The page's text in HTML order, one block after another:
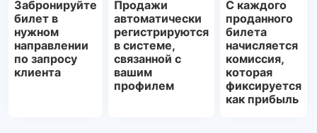
Забронируйте
билет в
нужном
направлении
по запросу
клиента
Продажи
автоматически
регистрируются
в системе,
связанной с
вашим
профилем
С каждого
проданного
билета
начисляется
комиссия,
которая
фиксируется
как прибыль